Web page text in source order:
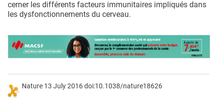
cerner les différents facteurs immunitaires impliqués dans
les dysfonctionnements du cerveau.
Nature 13 July 2016 doi:10.1038/nature18626